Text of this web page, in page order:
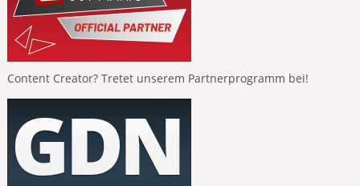
Content Creator? Tretet unserem Partnerprogramm bei!